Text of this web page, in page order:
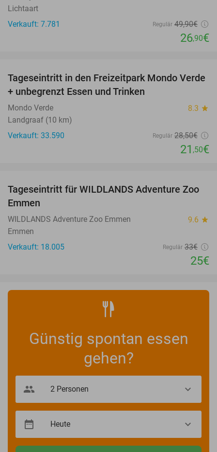
Lichtaart
Verkauft: 7.781
Regulär 49,90€
26,90€
25%
Tageseintritt in den Freizeitpark Mondo Verde
+ unbegrenzt Essen und Trinken
Mondo Verde 8.3 star
Landgraaf (10 km)
Verkauft: 33.590
Regulär 28,50€
21 ,50€
24%
Tageseintritt für WILDLANDS Adventure Zoo
Emmen
WILDLANDS Adventure Zoo Emmen 9.6 star
Emmen
Verkauft: 18.005
Regulär 33€
25€
Günstig spontan essen
gehen?